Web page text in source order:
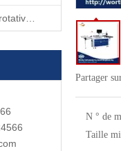
Partager
N ° de
Taille